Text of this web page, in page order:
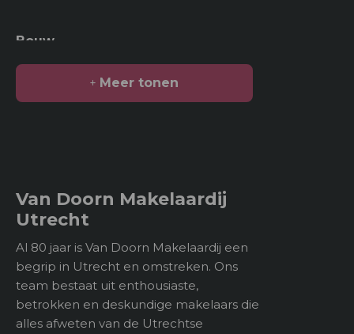
Bouw
Soort bouw
Woonhuis
Bouwjaar 1938
Woonoppervlakte
118 m2
kenmerken
Inhoud 437 m
Meer tonen
Van Doorn Makelaardij
Utrecht
Al 80 jaar is Van Doorn Makelaardij een
begrip in Utrecht en omstreken. Ons
team bestaat uit enthousiaste,
betrokken en deskundige makelaars die
alles afweten van de Utrechtse